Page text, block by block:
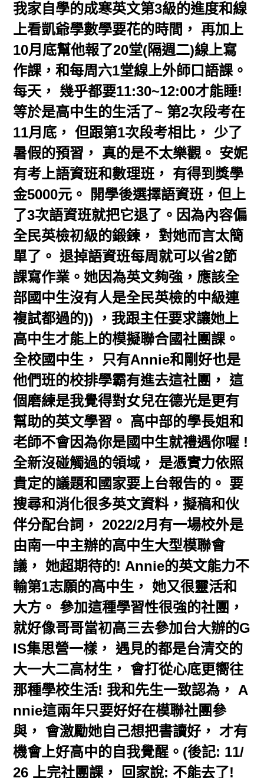
我家自學的成寒英文第3級的進度和線
上看凱爺學數學要花的時間， 再加上
10月底幫他報了20堂(隔週二)線上寫
作課，和每周六1堂線上外師口語課。
每天， 幾乎都要11:30~12:00才能睡!
等於是高中生的生活了~ 第2次段考在
11月底， 但跟第1次段考相比， 少了
暑假的預習， 真的是不太樂觀。 安妮
有考上語資班和數理班， 有得到獎學
金5000元。 開學後選擇語資班，但上
了3次語資班就把它退了。因為內容偏
全民英檢初級的鍛鍊， 對她而言太簡
單了。 退掉語資班每周就可以省2節
課寫作業。她因為英文夠強，應該全
部國中生沒有人是全民英檢的中級連
複試都過的)) ，我跟主任要求讓她上
高中生才能上的模擬聯合國社團課。
全校國中生， 只有Annie和剛好也是
他們班的校排學霸有進去這社團， 這
個磨練是我覺得對女兒在德光是更有
幫助的英文學習。 高中部的學長姐和
老師不會因為你是國中生就禮遇你喔 !
全新沒碰觸過的領域， 是憑實力依照
貴定的議題和國家要上台報告的。 要
搜尋和消化很多英文資料，擬稿和伙
伴分配台詞， 2022/2月有一場校外是
由南一中主辦的高中生大型模聯會
議， 她超期待的! Annie的英文能力不
輸第1志願的高中生， 她又很靈活和
大方。 參加這種學習性很強的社團，
就好像哥哥當初高三去參加台大辦的G
IS集思營一樣， 遇見的都是台清交的
大一大二高材生， 會打從心底更嚮往
那種學校生活! 我和先生一致認為， A
nnie這兩年只要好好在模聯社團參
與， 會激勵她自己想把書讀好， 才有
機會上好高中的自我覺醒。(後記: 11/
26 上完社團課， 回家說: 不能去了!